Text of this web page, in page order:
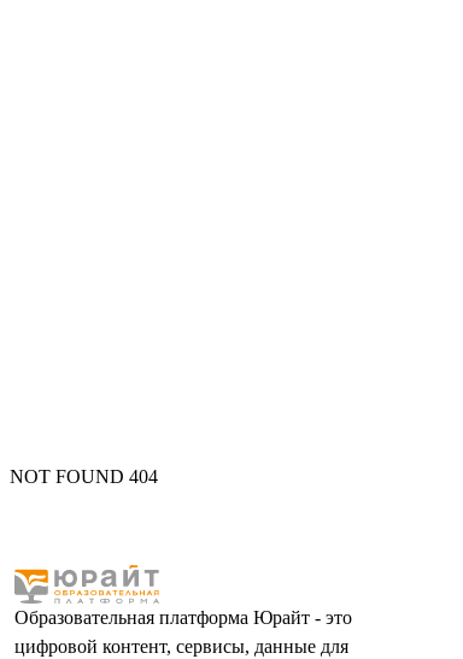
NOT FOUND 404
Образовательная платформа Юрайт - это
цифровой контент, сервисы, данные для